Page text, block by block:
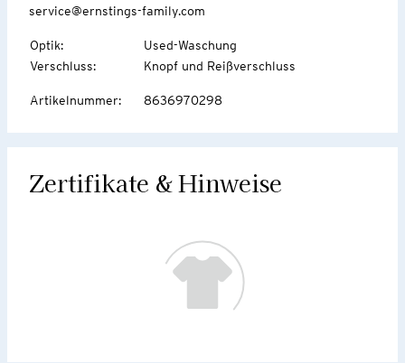
service@ernstings-family.com
Optik:
Used-Waschung
Verschluss: Knopf und Reißverschluss
Artikelnummer: 8636970298
Zertifikate & Hinweise